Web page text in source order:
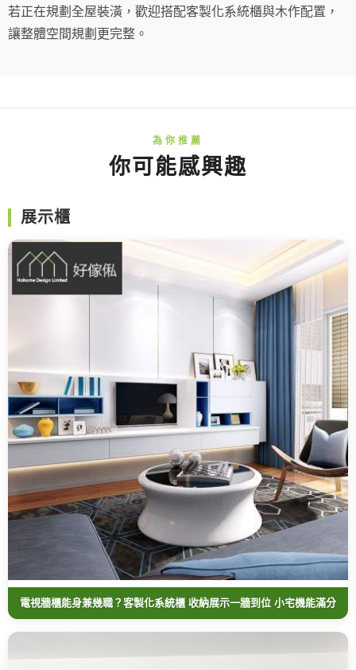
若正在規劃全屋裝潢，歡迎搭配客製化系統櫃與木作配置，
讓整體空間規劃更完整。
你可能感興趣
展示櫃
電視牆櫃能身兼幾職？客製化系統櫃 收納展示一牆到位 小宅機能滿分